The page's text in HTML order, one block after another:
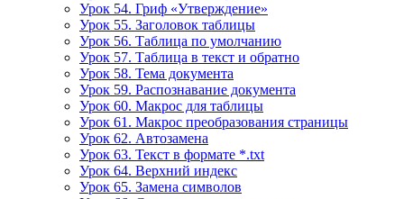
Урок 54. Гриф «Утверждение»
Урок 55. Заголовок таблицы
Урок 56. Таблица по умолчанию
Урок 57. Таблица в текст и обратно
Урок 58. Тема документа
Урок 59. Распознавание документа
Урок 60. Макрос для таблицы
Урок 61. Макрос преобразования страницы
Урок 62. Автозамена
Урок 63. Текст в формате *.txt
Урок 64. Верхний индекс
Урок 65. Замена символов